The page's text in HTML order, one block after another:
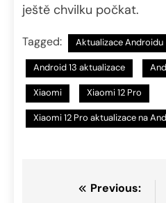
ještě chvilku počkat.
Tagged: Aktualizace Androidu
Android 13 aktualizace
Xiaomi Xiaomi 12 Pro
Xiaomi 12 Pro aktualizace na
NavigacePrevious: